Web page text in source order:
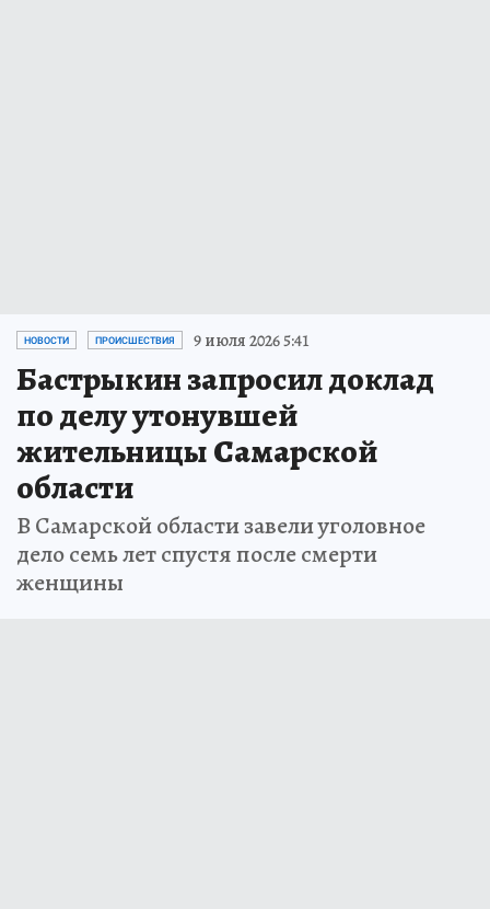
НОВОСТИ ПРОИСШЕСТВИЯ 9 июля 2026 5:41
Бастрыкин запросил доклад
по делу утонувшей
жительницы Самарской
области
В Самарской области завели уголовное
дело семь лет спустя после смерти
женщины